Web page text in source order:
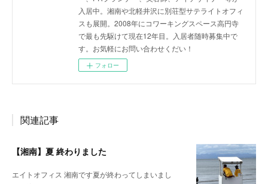
入居中。湘南や北軽井沢に別荘型サテライトオフィ
スも展開。2008年にコワーキングスペース高円寺
で最も先駆けて現在12年目。入居者随時募集中で
す。お気軽にお問い合わせくだい！
フォロー
関連記事
【湘南】夏 終わりました
エイトオフィス 湘南です夏が終わってしまいまし